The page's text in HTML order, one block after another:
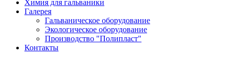
Химия для гальваники
Галерея
Гальваническое оборудование
Экологическое оборудование
Производство "Полипласт"
Контакты